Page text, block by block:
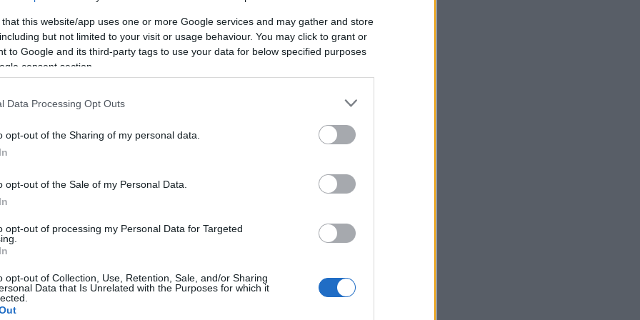
that this website/app uses one or more Google services and may gather and store
but not limited to your visit or usage behaviour. You may click to grant or
to Google and its third-party tags to use your data for below specified purposes
consent section.
Data Processing Opt Outs
opt-out of the Sharing of my personal data.
opt-out of the Sale of my Personal Data.
opt-out of processing my Personal Data for Targeted
opt-out of Collection, Use, Retention, Sale, and/or Sharing
Data that Is Unrelated with the Purposes for which it
διαδικασίας.
Ρούτε, ανακοίνωσε νέο επενδυτικό πρόγραμμα
των δυνατοτήτων της Συμμαχίας στον τομέα
υλοποίησης την επόμενη πενταετία.
Σύνοδος Κορυφής του ΝΑΤΟ